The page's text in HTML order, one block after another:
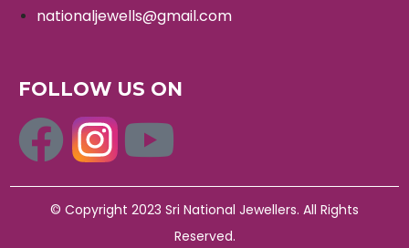
nationaljewells@gmail.com
FOLLOW US ON
© Copyright 2023 Sri National Jewellers. All Rights
Reserved.